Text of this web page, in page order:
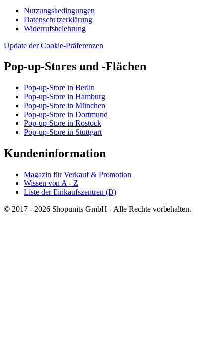
Nutzungsbedingungen
Datenschutzerklärung
Widerrufsbelehrung
Update der Cookie-Präferenzen
Pop-up-Stores und -Flächen
Pop-up-Store in Berlin
Pop-up-Store in Hamburg
Pop-up-Store in München
Pop-up-Store in Dortmund
Pop-up-Store in Rostock
Pop-up-Store in Stuttgart
Kundeninformation
Magazin für Verkauf & Promotion
Wissen von A - Z
Liste der Einkaufszentren (D)
© 2017 - 2026 Shopunits GmbH - Alle Rechte vorbehalten.